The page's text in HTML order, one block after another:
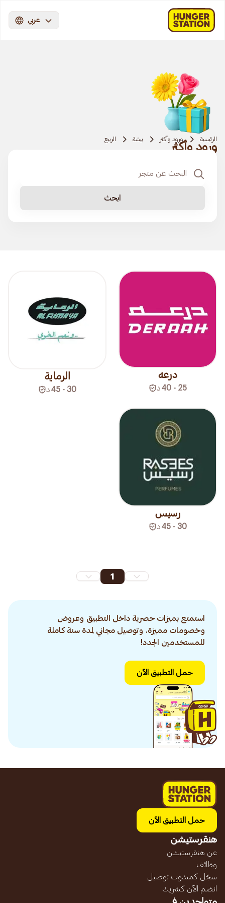
عربي
الرئيسية ورود وأكثر بيشة الربيع
ورود وأكثر
ابحث
درعه
25 - 40 د
الرماية
30 - 45 د
رسيس
30 - 45 د
1
استمتع بميزات حصرية داخل التطبيق وعروض
وخصومات مميزة. وتوصيل مجاني لمدة سنة كاملة
للمستخدمين الجدد!
حمل التطبيق الآن
حمل التطبيق الآن
هنقرستيشن
عن هنقرستيشن
وظائف
سجّل كمندوب توصيل
انضم الآن كشريك